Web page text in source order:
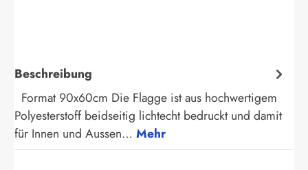
Beschreibung
Format 90x60cm Die Flagge ist aus hochwertigem
Polyesterstoff beidseitig lichtecht bedruckt und damit
für Innen und Aussen… Mehr